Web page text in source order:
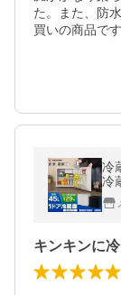
た。また、防
買いの商品で
冷
冷
ク
キンキンに冷